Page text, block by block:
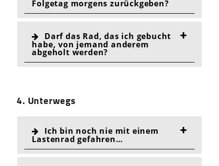
Folgetag morgens zurückgeben?
Darf das Rad, das ich gebucht
habe, von jemand anderem
abgeholt werden?
4. Unterwegs
Ich bin noch nie mit einem
Lastenrad gefahren…